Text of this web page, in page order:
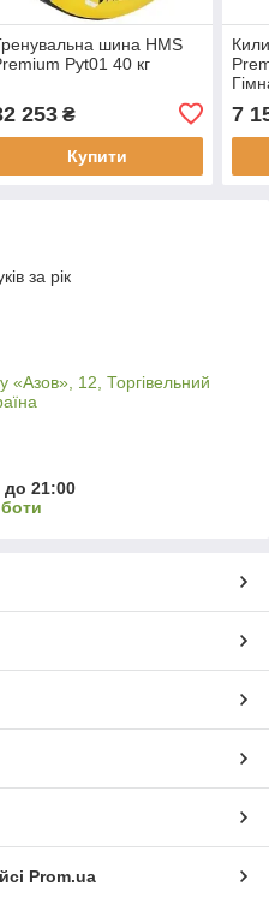
шина HMS
Pyt01 40 кг
253₴
Купити
7
за рік
«Азов», 12, Торгівельний
до 21:00
Prom.ua